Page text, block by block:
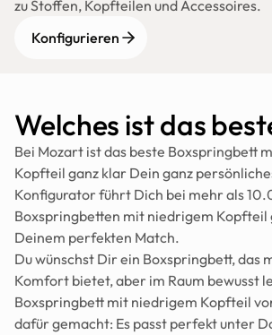
zu Stoffen, Kopfteilen und Accessoires.
Konfigurieren
Welches ist das
Bei Mozart ist das beste Boxspringbett
Kopfteil ganz klar Dein ganz
Konfigurator führt Dich bei mehr als
Boxspringbetten mit niedrigem Kopfteil
Deinem perfekten Match.
Du wünschst Dir ein Boxspringbett, das
Komfort bietet, aber im Raum bewusst
Boxspringbett mit niedrigem Kopfteil
dafür gemacht: Es passt perfekt unter